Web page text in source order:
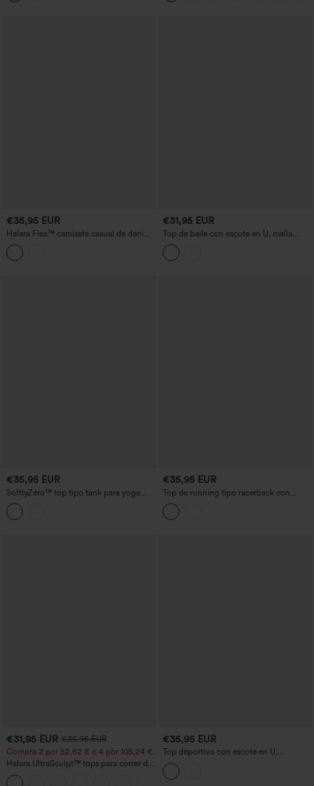
€35,95 EUR
Halara Flex™ camiseta casual de denim
con cuello redondo, manga corta y
bolsillo
€31,95 EUR
Top de baile con escote en U, malla
transpirable a contraste y sujetador
integrado
€35,95 EUR
SoftlyZero™ top tipo tank para yoga
con sujetador incorporado, encaje en
contraste, espalda descubierta y detalle
cruzado
€35,95 EUR
Top de running tipo racerback con
cordón en el bajo, sujetador integrado,
tacto fresco y secado rápido — UPF50+
€31,95 EUR €35,95 EUR
Compra 2 por 52,62 € o 4 por 105,24 €.
Halara UltraSculpt™ tops para correr de
cuello redondo y espalda cruzada —
copas DD–F
€35,95 EUR
Top deportivo con escote en U,
sujetador integrado y espalda racerback